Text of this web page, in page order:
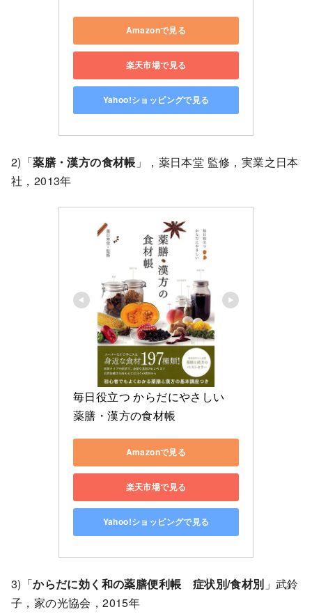
Amazonで見る
楽天市場で見る
Yahoo!ショッピングで見る
2)「薬膳・漢方の食材帳 」，薬日本堂 監修，実業之日本
社，2013年
毎日役立つ からだにやさしい
薬膳・漢方の食材帳
Amazonで見る
楽天市場で見る
Yahoo!ショッピングで見る
3)「からだに効く和の薬膳便利帳 症状別/食材別 」武鈴
子，家の光協会，2015年